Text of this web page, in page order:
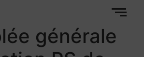
générale